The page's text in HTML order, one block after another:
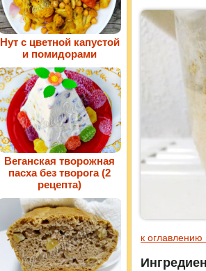
к оглавлению
Нут с цветной капустой
и помидорами
Веганская творожная
пасха без творога (2
рецепта)